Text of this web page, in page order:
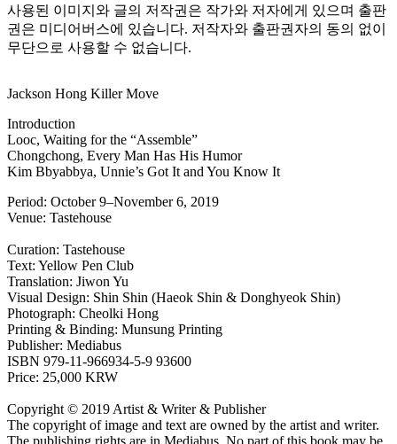
사용된 이미지와 글의 저작권은 작가와 저자에게 있으며 출판
권은 미디어버스에 있습니다. 저작자와 출판권자의 동의 없이
무단으로 사용할 수 없습니다.
Jackson Hong Killer Move
Introduction
Looc, Waiting for the “Assemble”
Chongchong, Every Man Has His Humor
Kim Bbyabbya, Unnie’s Got It and You Know It
Period: October 9–November 6, 2019
Venue: Tastehouse
Curation: Tastehouse
Text: Yellow Pen Club
Translation: Jiwon Yu
Visual Design: Shin Shin (Haeok Shin & Donghyeok Shin)
Photograph: Cheolki Hong
Printing & Binding: Munsung Printing
Publisher: Mediabus
ISBN 979-11-966934-5-9 93600
Price: 25,000 KRW
Copyright © 2019 Artist & Writer & Publisher
The copyright of image and text are owned by the artist and writer.
The publishing rights are in Mediabus. No part of this book may be